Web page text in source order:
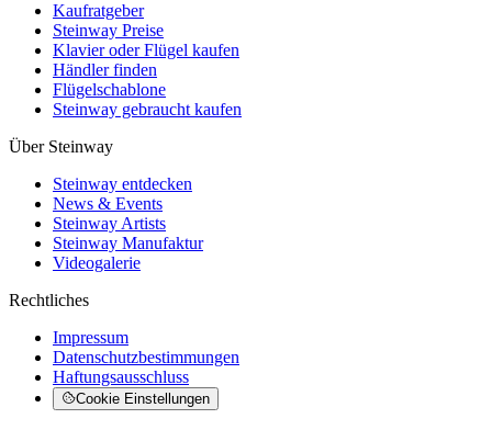
Kaufratgeber
Steinway Preise
Klavier oder Flügel kaufen
Händler finden
Flügelschablone
Steinway gebraucht kaufen
Über Steinway
Steinway entdecken
News & Events
Steinway Artists
Steinway Manufaktur
Videogalerie
Rechtliches
Impressum
Datenschutzbestimmungen
Haftungsausschluss
Cookie Einstellungen